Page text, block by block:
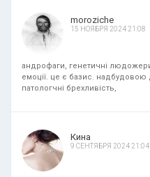
moroziche
15 НОЯБРЯ 2024 21:08
андрофаги, генетичні
емоції. це є базис. надбудовою
патологчні брехливість,
Кина
9 СЕНТЯБРЯ 2024 21:04